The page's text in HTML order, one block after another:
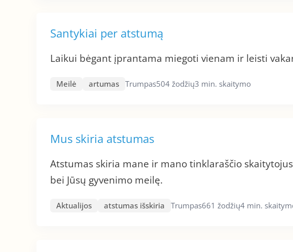
Santykiai per atstumą
Laikui bėgant įprantama miegoti vienam ir leisti
Meilė artumas Trumpas504 žodžių3 min. skaitymo
Mus skiria atstumas
Atstumas skiria mane ir mano tinklaraščio
bei Jūsų gyvenimo meilę.
Aktualijos atstumas išskiria Trumpas661 žodžių4 min.